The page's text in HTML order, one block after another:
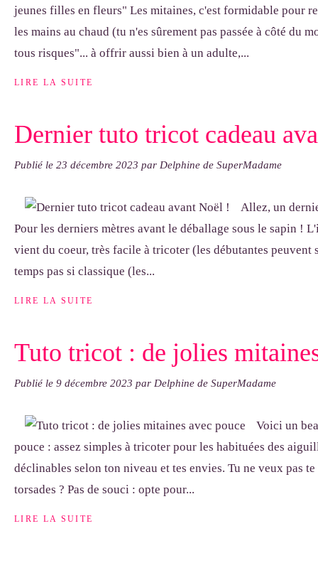
jeunes filles en fleurs" Les mitaines, c'est formidable pour
les mains au chaud (tu n'es sûrement pas passée à côté du
tous risques"... à offrir aussi bien à un adulte,...
LIRE LA SUITE
Dernier tuto tricot cadeau
Publié le 23 décembre 2023 par Delphine de SuperMadame
Allez, un
Pour les derniers mètres avant le déballage sous le sapin !
vient du coeur, très facile à tricoter (les débutantes peuvent
temps pas si classique (les...
LIRE LA SUITE
Tuto tricot : de jolies
Publié le 9 décembre 2023 par Delphine de SuperMadame
Voici un
pouce : assez simples à tricoter pour les habituées des
déclinables selon ton niveau et tes envies. Tu ne veux pas
torsades ? Pas de souci : opte pour...
LIRE LA SUITE